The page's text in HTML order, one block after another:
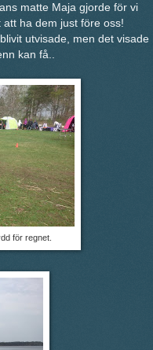
matte Maja gjorde för vi
ha dem just före oss!
utvisade, men det visade
kan få..
för regnet.